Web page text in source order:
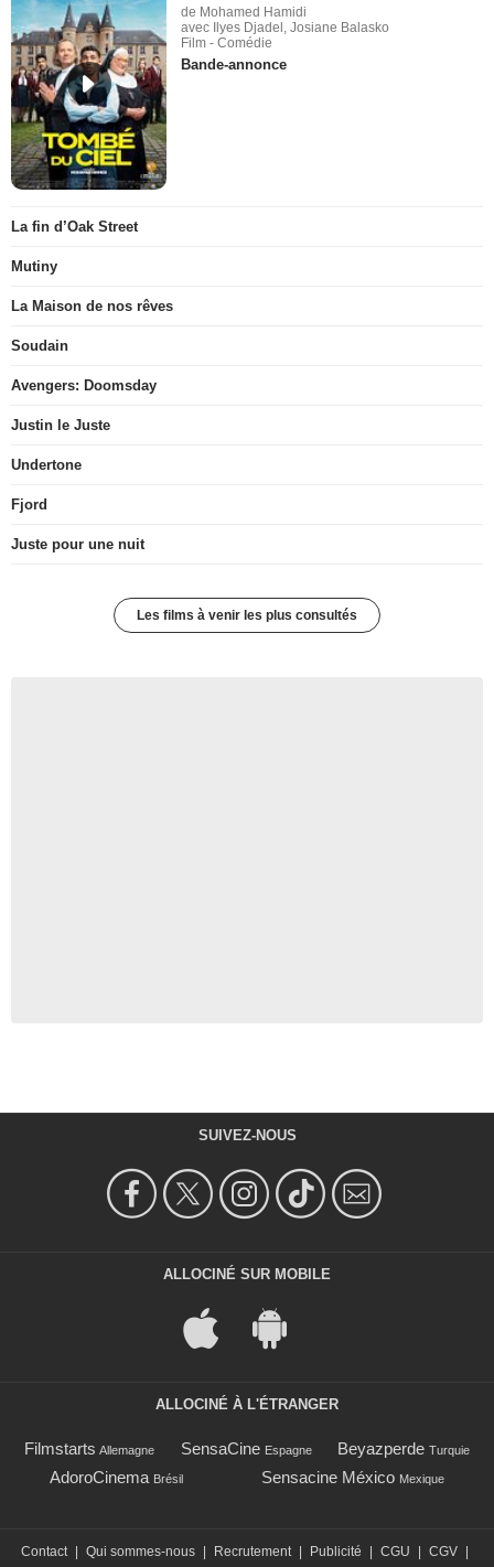
de Mohamed Hamidi
avec Ilyes Djadel, Josiane Balasko
Film - Comédie
Bande-annonce
La fin d’Oak Street
Mutiny
La Maison de nos rêves
Soudain
Avengers: Doomsday
Justin le Juste
Undertone
Fjord
Juste pour une nuit
Les films à venir les plus consultés
SUIVEZ-NOUS
ALLOCINÉ SUR MOBILE
ALLOCINÉ À L'ÉTRANGER
Filmstarts Allemagne SensaCine Espagne Beyazperde Turquie
AdoroCinema Brésil Sensacine México Mexique
Contact Qui sommes-nous Recrutement Publicité CGU CGV